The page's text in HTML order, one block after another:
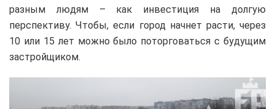
разным людям – как инвестиция на долгую
перспективу. Чтобы, если город начнет расти, через
10 или 15 лет можно было поторговаться с будущим
застройщиком.